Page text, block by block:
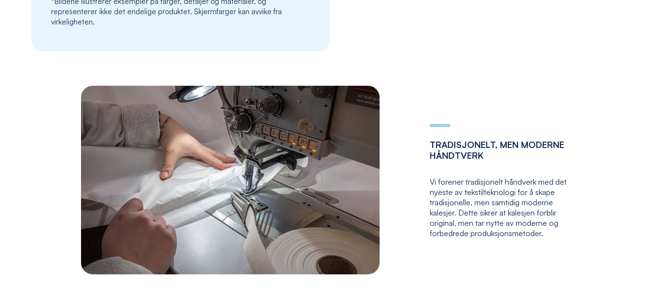
representerer ikke det endelige produktet. Skjermfarger kan avvike fra
virkeligheten.
TRADISJONELT, MEN MODERNE
HÅNDTVERK
Vi forener tradisjonelt håndverk med det
nyeste av tekstilteknologi for å skape
tradisjonelle, men samtidig moderne
kalesjer. Dette sikrer at kalesjen forblir
original, men tar nytte av moderne og
forbedrede produksjonsmetoder.